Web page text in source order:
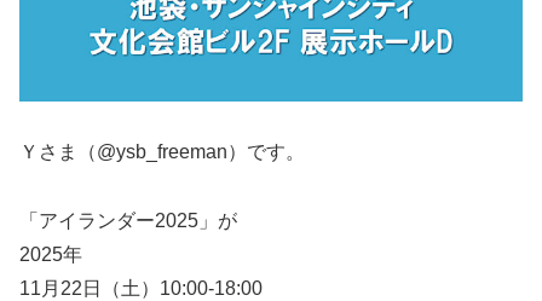
Ｙさま（@ysb_freeman）です。
「アイランダー2025」が
2025年
11月22日（土）10:00-18:00